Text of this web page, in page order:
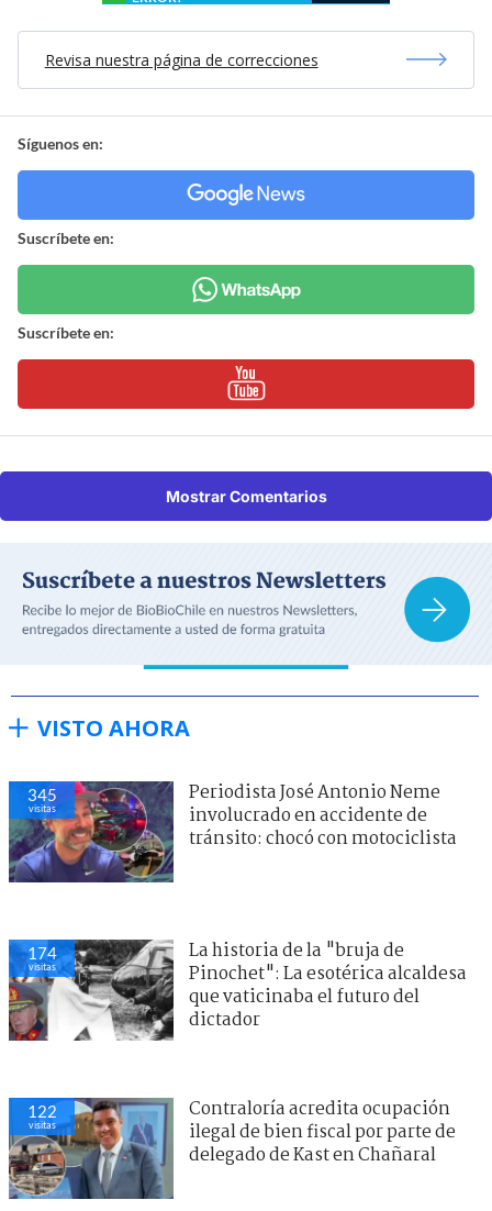
Revisa nuestra página de correcciones
Síguenos en:
Suscríbete en:
Suscríbete en:
Mostrar Comentarios
VISTO AHORA
345
visitas
Periodista José Antonio Neme
involucrado en accidente de
tránsito: chocó con motociclista
174
visitas
La historia de la "bruja de
Pinochet": La esotérica alcaldesa
que vaticinaba el futuro del
dictador
122
visitas
Contraloría acredita ocupación
ilegal de bien fiscal por parte de
delegado de Kast en Chañaral